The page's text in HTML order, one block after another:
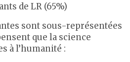
de LR (65%)
sont sous-représentées
que la science
à l’humanité :